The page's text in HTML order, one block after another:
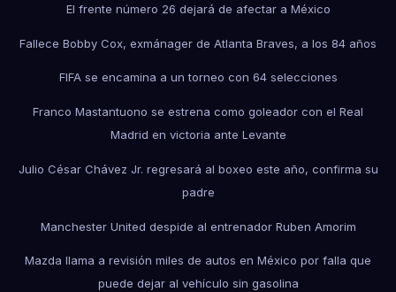
El frente número 26 dejará de afectar a México
Fallece Bobby Cox, exmánager de Atlanta Braves, a los 84 años
FIFA se encamina a un torneo con 64 selecciones
Franco Mastantuono se estrena como goleador con el Real
Madrid en victoria ante Levante
Julio César Chávez Jr. regresará al boxeo este año, confirma su
padre
Manchester United despide al entrenador Ruben Amorim
Mazda llama a revisión miles de autos en México por falla que
puede dejar al vehículo sin gasolina